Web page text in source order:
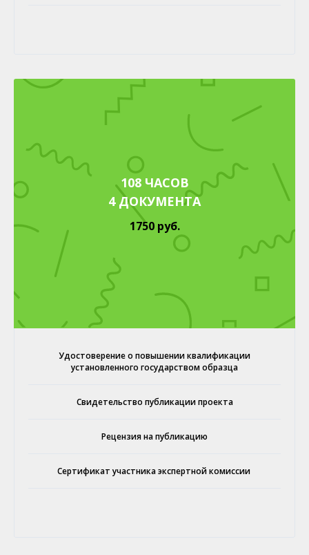
108 ЧАСОВ
4 ДОКУМЕНТА
1750 руб.
Удостоверение о повышении квалификации
установленного государством образца
Свидетельство публикации проекта
Рецензия на публикацию
Сертификат участника экспертной комиссии